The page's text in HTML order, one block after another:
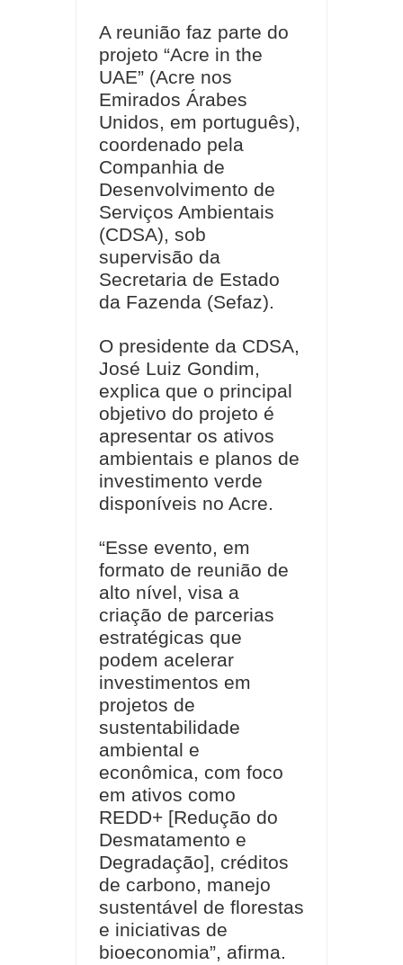
A reunião faz parte do
projeto “Acre in the
UAE” (Acre nos
Emirados Árabes
Unidos, em português),
coordenado pela
Companhia de
Desenvolvimento de
Serviços Ambientais
(CDSA), sob
supervisão da
Secretaria de Estado
da Fazenda (Sefaz).
O presidente da CDSA,
José Luiz Gondim,
explica que o principal
objetivo do projeto é
apresentar os ativos
ambientais e planos de
investimento verde
disponíveis no Acre.
“Esse evento, em
formato de reunião de
alto nível, visa a
criação de parcerias
estratégicas que
podem acelerar
investimentos em
projetos de
sustentabilidade
ambiental e
econômica, com foco
em ativos como
REDD+ [Redução do
Desmatamento e
Degradação], créditos
de carbono, manejo
sustentável de florestas
e iniciativas de
bioeconomia”, afirma.